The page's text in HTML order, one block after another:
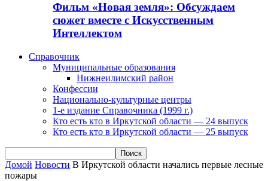
Фильм «Новая земля»: Обсуждаем
сюжет вместе с Искусственным
Интеллектом
Справочник
Муниципальные образования
Нижнеилимский район
Конфессии
Национально-культурные центры
1-е издание Справочника (1999 г.)
Кто есть кто в Иркутской области — 24 выпуск
Кто есть кто в Иркутской области — 25 выпуск
Домой Новости В Иркутской области начались первые лесные
пожары